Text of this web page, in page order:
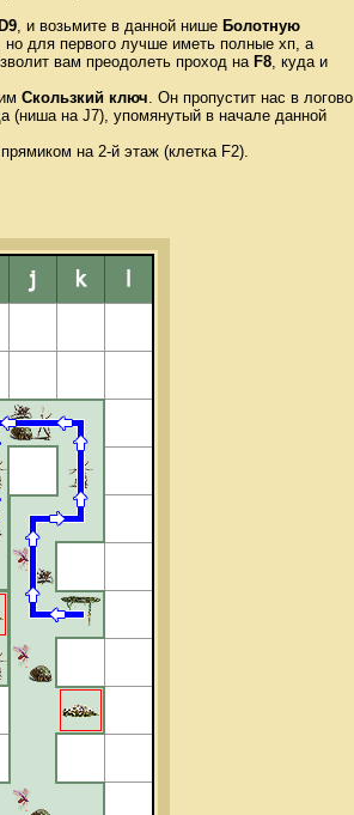
D9, и возьмите в данной нише Болотную
для первого лучше иметь полные хп, а
вам преодолеть проход на F8, куда и
Скользкий ключ . Он пропустит нас в логово
(ниша на J7), упомянутый в начале данной
на 2-й этаж (клетка F2).